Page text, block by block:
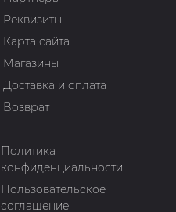
Реквизиты
Карта сайта
Магазины
Доставка и оплата
Возврат
Политика
конфиденциальности
Пользовательское
соглашение